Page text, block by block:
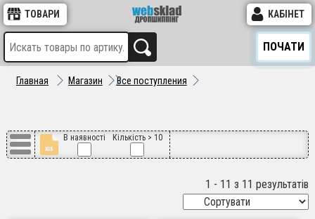
ТОВАРИ КАБІНЕТ
ПОЧАТИ
Главная Магазин Все поступления
В наявності Кількість > 10
1 - 11 з 11 результатів